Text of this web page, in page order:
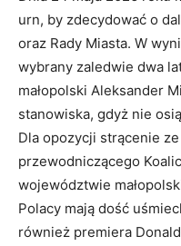
urn, by zdecydować o
oraz Rady Miasta. W
wybrany zaledwie dwa
małopolski Aleksander
stanowiska, gdyż nie
Dla opozycji strącenie
przewodniczącego
województwie
Polacy mają dość
również premiera